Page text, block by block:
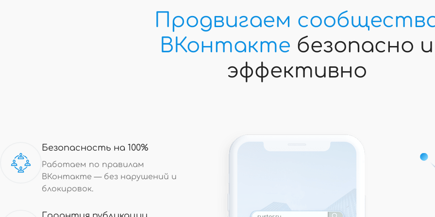
Продвигаем
ВКонтакте безопасно и
эффективно
Безопасность на 100%
Работаем по правилам
ВКонтакте — без нарушений и
блокировок.